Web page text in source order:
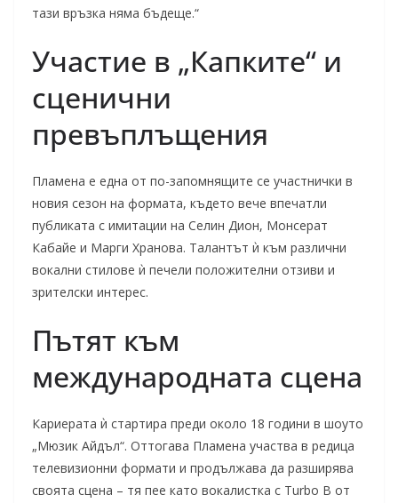
тази връзка няма бъдеще.“
Участие в „Капките“ и
сценични
превъплъщения
Пламена е една от по-запомнящите се участнички в
новия сезон на формата, където вече впечатли
публиката с имитации на Селин Дион, Монсерат
Кабайе и Марги Хранова. Талантът ѝ към различни
вокални стилове ѝ печели положителни отзиви и
зрителски интерес.
Пътят към
международната сцена
Кариерата ѝ стартира преди около 18 години в шоуто
„Мюзик Айдъл“. Оттогава Пламена участва в редица
телевизионни формати и продължава да разширява
своята сцена – тя пее като вокалистка с Turbo B от